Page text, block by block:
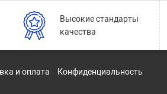
Высокие стандарты
качества
и оплата Конфиденциальность